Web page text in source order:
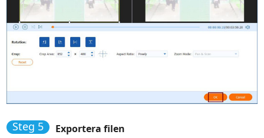
Steg 5
Exportera filen